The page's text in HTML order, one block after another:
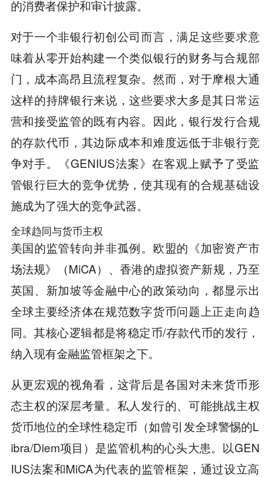
的消费者保护和审计披露。
对于一个非银行初创公司而言，满足这些要求意
味着从零开始构建一个类似银行的财务与合规部
门，成本高昂且流程复杂。然而，对于摩根大通
这样的持牌银行来说，这些要求大多是其日常运
营和接受监管的既有内容。因此，银行发行合规
的存款代币，其边际成本和难度远低于非银行竞
争对手。《GENIUS法案》在客观上赋予了受监
管银行巨大的竞争优势，使其现有的合规基础设
施成为了强大的竞争武器。
全球趋同与货币主权
美国的监管转向并非孤例。欧盟的《加密资产市
场法规》（MiCA）、香港的虚拟资产新规，乃至
英国、新加坡等金融中心的政策动向，都显示出
全球主要经济体在规范数字货币问题上正走向趋
同。其核心逻辑都是将稳定币/存款代币的发行，
纳入现有金融监管框架之下。
从更宏观的视角看，这背后是各国对未来货币形
态主权的深层考量。私人发行的、可能挑战主权
货币地位的全球性稳定币（如曾引发全球警惕的L
ibra/Diem项目）是监管机构的心头大患。以GEN
IUS法案和MiCA为代表的监管框架，通过设立高